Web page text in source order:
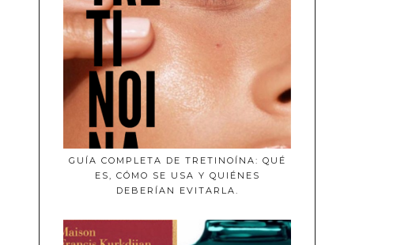
GUÍA COMPLETA DE TRETINOÍNA: QUÉ
ES, CÓMO SE USA Y QUIÉNES
DEBERÍAN EVITARLA.